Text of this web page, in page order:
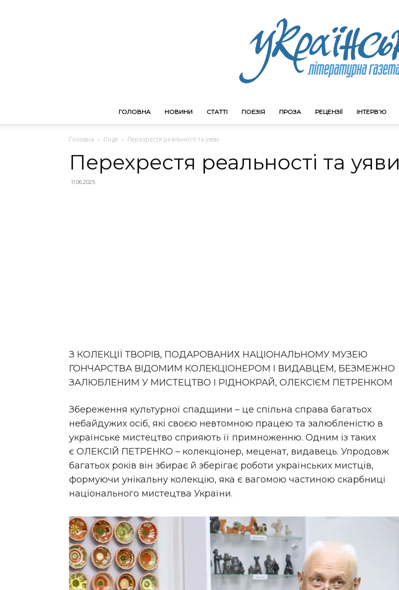
ГОЛОВНА НОВИНИ СТАТТІ ПОЕЗІЯ ПРОЗА РЕЦЕНЗІЇ ІНТЕРВ’Ю
Головна Події Перехрестя реальності та уяви
Перехрестя реальності та уяви
11.06.2025
З КОЛЕКЦІЇ ТВОРІВ, ПОДАРОВАНИХ НАЦІОНАЛЬНОМУ МУЗЕЮ
ГОНЧАРСТВА ВІДОМИМ КОЛЕКЦІОНЕРОМ І ВИДАВЦЕМ, БЕЗМЕЖНО
ЗАЛЮБЛЕНИМ У МИСТЕЦТВО І РІДНОКРАЙ, ОЛЕКСІЄМ ПЕТРЕНКОМ
Збереження культурної спадщини – це спільна справа багатьох
небайдужих осіб, які своєю невтомною працею та залюбленістю в
українське мистецтво сприяють її примноженню. Одним із таких
є ОЛЕКСІЙ ПЕТРЕНКО – колекціонер, меценат, видавець. Упродовж
багатьох років він збирає й зберігає роботи українських мистців,
формуючи унікальну колекцію, яка є вагомою частиною скарбниці
національного мистецтва України.